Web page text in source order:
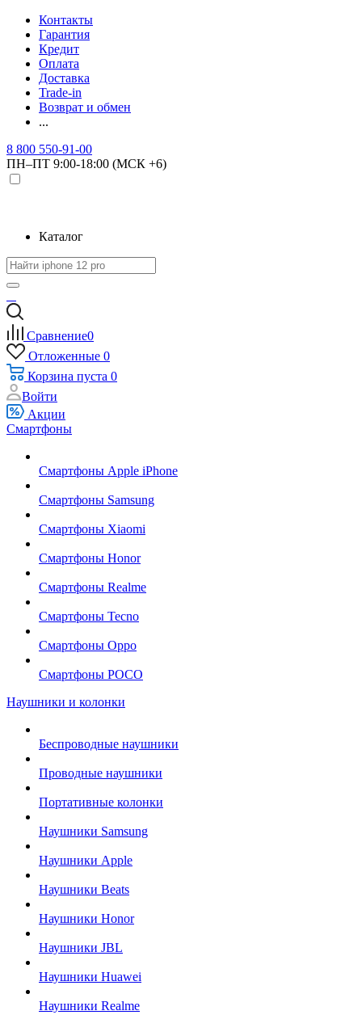
Контакты
Гарантия
Кредит
Оплата
Доставка
Trade-in
Возврат и обмен
...
8 800 550-91-00
ПН–ПТ 9:00-18:00 (МСК +6)
Каталог
Сравнение0
Отложенные 0
Корзина пуста 0
Войти
Акции
Смартфоны
Смартфоны Apple iPhone
Смартфоны Samsung
Смартфоны Xiaomi
Смартфоны Honor
Смартфоны Realme
Смартфоны Tecno
Смартфоны Oppo
Смартфоны POCO
Наушники и колонки
Беспроводные наушники
Проводные наушники
Портативные колонки
Наушники Samsung
Наушники Apple
Наушники Beats
Наушники Honor
Наушники JBL
Наушники Huawei
Наушники Realme